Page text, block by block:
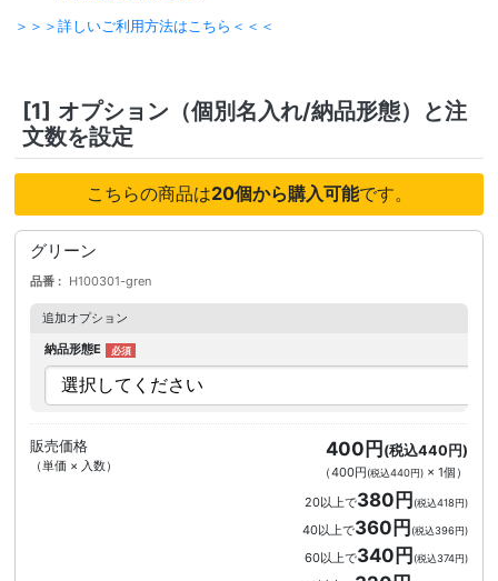
＞＞＞詳しいご利用方法はこちら＜＜＜
[1] オプション（個別名入れ/納品形態）と注
文数を設定
こちらの商品は20個から購入可能です。
グリーン
品番 H100301-gren
追加オプション
納品形態E
販売価格
（単価 × 入数）
400円(税込440円)
（400円(税込440円)× 1個 ）
20以上で380円 (税込418円)
40以上で360円 (税込396円)
60以上で340円 (税込374円)